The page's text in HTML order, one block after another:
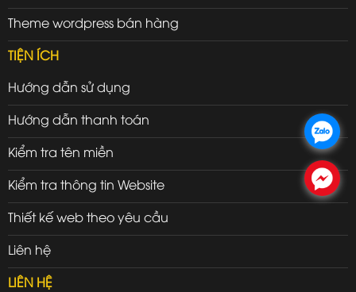
Theme wordpress bán hàng
TIỆN ÍCH
Hướng dẫn sử dụng
Hướng dẫn thanh toán
Kiểm tra tên miền
Kiểm tra thông tin Website
Thiết kế web theo yêu cầu
Liên hệ
LIÊN HỆ
.
.